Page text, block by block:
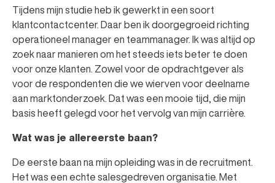
Tijdens mijn studie heb ik gewerkt in een soort
klantcontactcenter. Daar ben ik doorgegroeid richting
operationeel manager en teammanager. Ik was altijd op
zoek naar manieren om het steeds iets beter te doen
voor onze klanten. Zowel voor de opdrachtgever als
voor de respondenten die we wierven voor deelname
aan marktonderzoek. Dat was een mooie tijd, die mijn
basis heeft gelegd voor het vervolg van mijn carrière.
Wat was je allereerste baan?
De eerste baan na mijn opleiding was in de recruitment.
Het was een echte salesgedreven organisatie. Met